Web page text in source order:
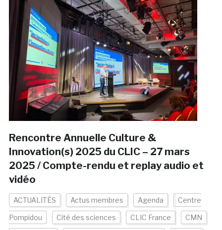
Rencontre Annuelle Culture &
Innovation(s) 2025 du CLIC – 27 mars
2025 / Compte-rendu et replay audio et
vidéo
ACTUALITÉS Actus membres Agenda Centre
Pompidou Cité des sciences CLIC France CMN